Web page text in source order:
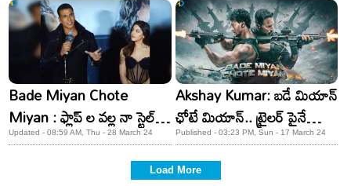
Bade Miyan Chote
Miyan : ఫ్లాప్ ల వల్ల నా స్టైల్
మార్చుకోను: అక్షయ్ కుమార్
Updated - 08:59 AM, Thu - 28 March 24
Akshay Kumar: బడే మియాన్
ఛోటే మియాన్.. ట్రైలర్ పైనే
అందరి కళ్ళు
Published - 03:23 PM, Sun - 17 March 24
Load More